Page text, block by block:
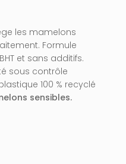
EST VIDE.
les mamelons
Formule
et sans additifs.
sous contrôle
100 % recyclé
sensibles.